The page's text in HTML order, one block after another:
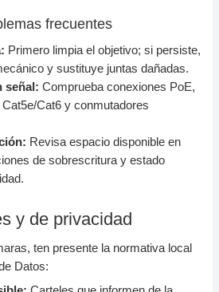
frecuentes
Primero limpia el objetivo; si persiste,
y sustituye juntas dañadas.
señal: Comprueba conexiones PoE,
Cat6 y conmutadores
Revisa espacio disponible en
de sobrescritura y estado
y de privacidad
ten presente la normativa local
Datos: